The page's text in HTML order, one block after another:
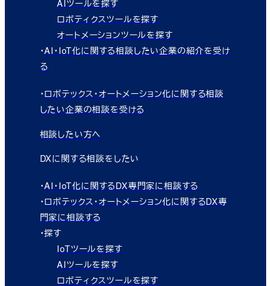
AIツールを探す
ロボティクスツールを探す
オートメーションツールを探す
・AI・IoT化に関する相談したい企業の紹介を受け
る
・ロボテックス・オートメーション化に関する相談
したい企業の相談を受ける
相談したい方へ
DXに関する相談をしたい
・AI・IoT化に関するDX専門家に相談する
・ロボテックス・オートメーション化に関するDX専
門家に相談する
・探す
IoTツールを探す
AIツールを探す
ロボティクスツールを探す